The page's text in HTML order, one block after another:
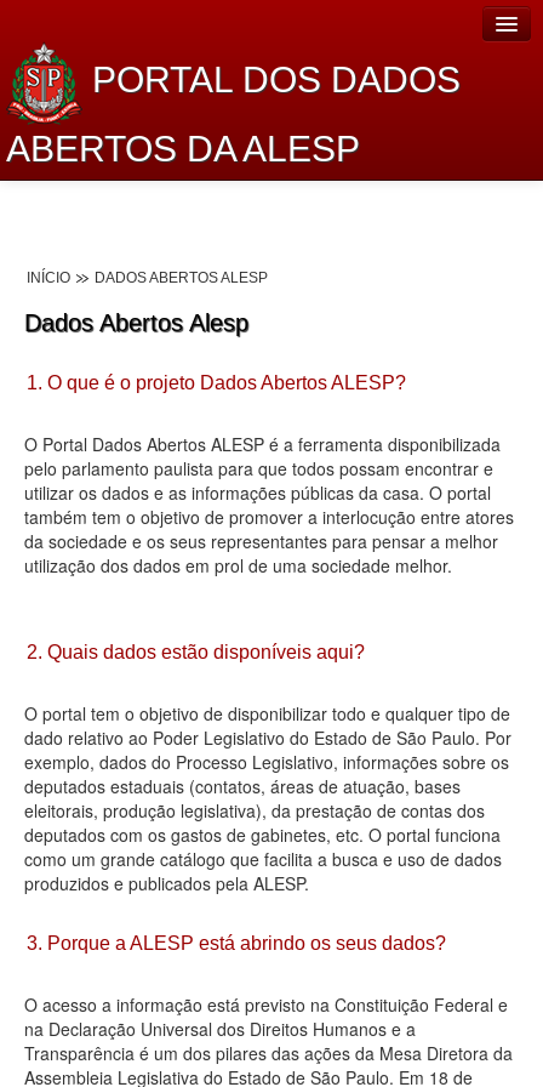
PORTAL DOS DADOS
ABERTOS DA ALESP
Lei de Acesso à Informação
Dados Governamentais Abertos
Planejamento
Catálogo de dados
Processo Legislativo
Deputados Estaduais
Agenda
Perguntas frequentes
Contato
INÍCIO DADOS ABERTOS ALESP
Dados Abertos Alesp
1. O que é o projeto Dados Abertos ALESP?
O Portal Dados Abertos ALESP é a ferramenta disponibilizada
pelo parlamento paulista para que todos possam encontrar e
utilizar os dados e as informações públicas da casa. O portal
também tem o objetivo de promover a interlocução entre atores
da sociedade e os seus representantes para pensar a melhor
utilização dos dados em prol de uma sociedade melhor.
2. Quais dados estão disponíveis aqui?
O portal tem o objetivo de disponibilizar todo e qualquer tipo de
dado relativo ao Poder Legislativo do Estado de São Paulo. Por
exemplo, dados do Processo Legislativo, informações sobre os
deputados estaduais (contatos, áreas de atuação, bases
eleitorais, produção legislativa), da prestação de contas dos
deputados com os gastos de gabinetes, etc. O portal funciona
como um grande catálogo que facilita a busca e uso de dados
produzidos e publicados pela ALESP.
3. Porque a ALESP está abrindo os seus dados?
O acesso a informação está previsto na Constituição Federal e
na Declaração Universal dos Direitos Humanos e a
Transparência é um dos pilares das ações da Mesa Diretora da
Assembleia Legislativa do Estado de São Paulo. Em 18 de